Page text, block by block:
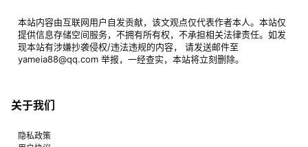
本站内容由互联网用户自发贡献，该文观点仅代表作者本人。本站仅
提供信息存储空间服务，不拥有所有权，不承担相关法律责任。如发
现本站有涉嫌抄袭侵权/违法违规的内容， 请发送邮件至
yameia88@qq.com 举报，一经查实，本站将立刻删除。
关于我们
隐私政策